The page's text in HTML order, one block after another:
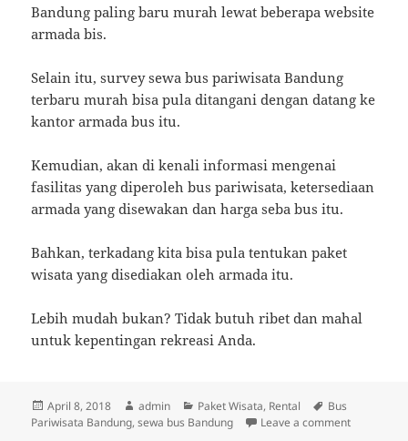
Bandung paling baru murah lewat beberapa website
armada bis.
Selain itu, survey sewa bus pariwisata Bandung
terbaru murah bisa pula ditangani dengan datang ke
kantor armada bus itu.
Kemudian, akan di kenali informasi mengenai
fasilitas yang diperoleh bus pariwisata, ketersediaan
armada yang disewakan dan harga seba bus itu.
Bahkan, terkadang kita bisa pula tentukan paket
wisata yang disediakan oleh armada itu.
Lebih mudah bukan? Tidak butuh ribet dan mahal
untuk kepentingan rekreasi Anda.
Posted
on
April 8, 2018 Author
admin Categories
Paket Wisata, Rental Tags
Bus
Pariwisata Bandung,sewa bus Bandung Leave a commenton Sewa